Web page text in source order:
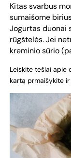
Kitas svarbus
sumaišome
Jogurtas duonai
rūgštelės. Jei
kreminio sūrio
Leiskite tešlai apie
kartą prmaišykite